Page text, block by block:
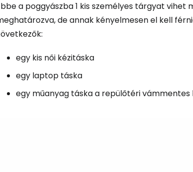
a poggyászba 1 kis személyes tárgyat
de annak kényelmesen el kell
egy kis női kézitáska
egy laptop táska
egy műanyag táska a repülőtéri